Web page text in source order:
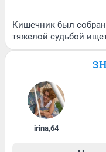
Кишечник был
тяжелой судьбой
irina,64